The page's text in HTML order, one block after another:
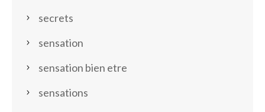
secrets
sensation
sensation bien etre
sensations